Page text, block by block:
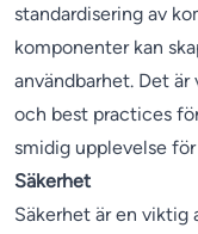
standardisering av
komponenter kan
användbarhet. Det
och best practices
smidig upplevelse för
Säkerhet
Säkerhet är en viktig